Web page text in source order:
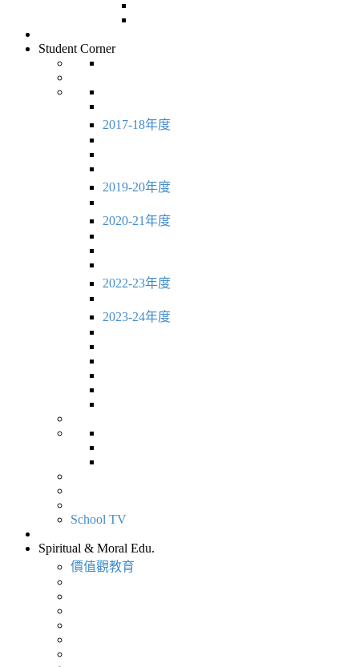
Student Corner
2017-18年度
2019-20年度
2020-21年度
2022-23年度
2023-24年度
School TV
Spiritual & Moral Edu.
價值觀教育